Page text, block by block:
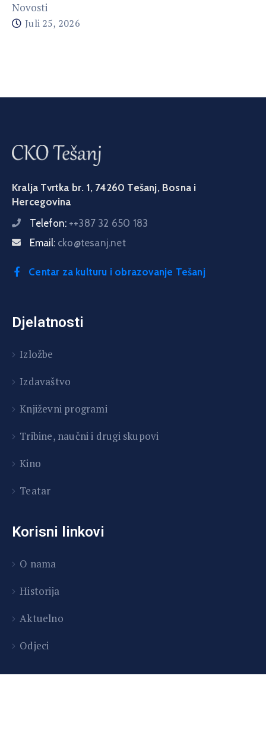
Novosti
Juli 25, 2026
Kralja Tvrtka br. 1, 74260 Tešanj, Bosna i
Hercegovina
Telefon: ++387 32 650 183
Email: cko@tesanj.net
Centar za kulturu i obrazovanje Tešanj
Djelatnosti
Izložbe
Izdavaštvo
Književni programi
Tribine, naučni i drugi skupovi
Kino
Teatar
Korisni linkovi
O nama
Historija
Aktuelno
Odjeci